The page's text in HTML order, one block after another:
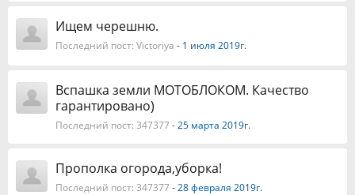
Ищем черешню.
Последний пост: Victoriya - 1 июля 2019г.
Вспашка земли МОТОБЛОКОМ. Качество
гарантировано)
Последний пост: 347377- 25 марта 2019г.
Прополка огорода,уборка!
Последний пост: 347377- 28 февраля 2019г.